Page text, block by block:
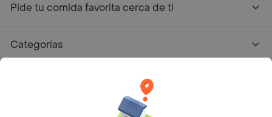
Pide tu comida favorita cerca de ti
Categorías